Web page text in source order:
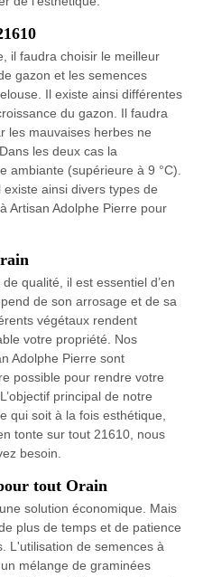
il faudra choisir le meilleur
gazon et les semences
Il existe ainsi différentes
du gazon. Il faudra
les mauvaises herbes ne
les deux cas la
ambiante (supérieure à 9 °C).
existe ainsi divers types de
Artisan Adolphe Pierre pour
qualité, il est essentiel d’en
de son arrosage et de sa
végétaux rendent
votre propriété. Nos
Adolphe Pierre sont
possible pour rendre votre
principal de notre
qui soit à la fois esthétique,
tonte sur tout 21610, nous
besoin.
tout Orain
solution économique. Mais
plus de temps et de patience
L'utilisation de semences à
mélange de graminées